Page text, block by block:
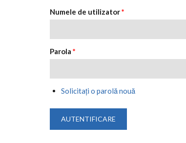
Numele de utilizator*
Parola *
Solicitaţi o parolă nouă